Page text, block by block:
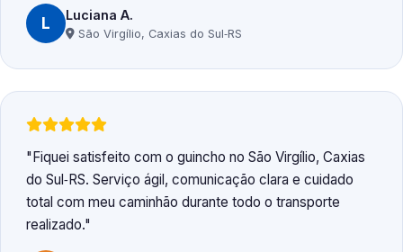
L Luciana A.
São Virgílio, Caxias do Sul‑RS
Fiquei satisfeito com o guincho no São Virgílio, Caxias
do Sul‑RS. Serviço ágil, comunicação clara e cuidado
total com meu caminhão durante todo o transporte
realizado.